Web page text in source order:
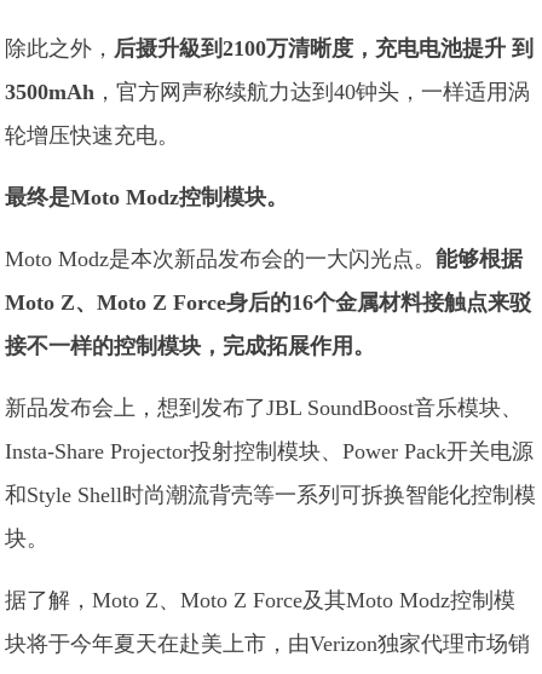
除此之外， 后摄升級到2100万清晰度，充电电池提升 到
3500mAh ，官方网声称续航力达到40钟头，一样适用涡
轮增压快速充电。
最终是Moto Modz控制模块。
Moto Modz是本次新品发布会的一大闪光点。能够根据
Moto Z、Moto Z Force身后的16个金属材料接触点来驳
接不一样的控制模块，完成拓展作用。
新品发布会上，想到发布了JBL SoundBoost音乐模块、
Insta-Share Projector投射控制模块、Power Pack开关电源
和Style Shell时尚潮流背壳等一系列可拆换智能化控制模
块。
据了解，Moto Z、Moto Z Force及其Moto Modz控制模
块将于今年夏天在赴美上市，由Verizon独家代理市场销